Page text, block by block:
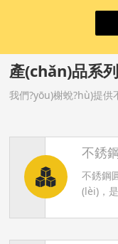
產(chǎn)品系列
我們?yōu)榭蛻?hù)提供
不銹
不銹鋼
(lèi)，